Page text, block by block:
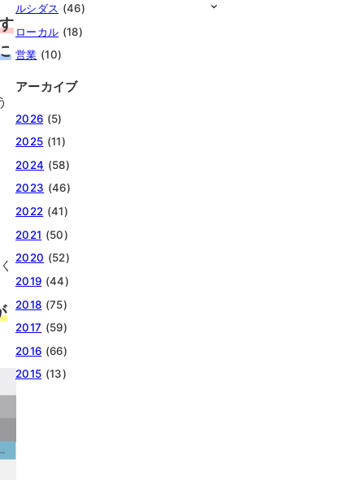
ルシダス (46)
ローカル (18)
営業 (10)
アーカイブ
2026 (5)
2025 (11)
2024 (58)
2023 (46)
2022 (41)
2021 (50)
2020 (52)
2019 (44)
2018 (75)
2017 (59)
2016 (66)
2015 (13)